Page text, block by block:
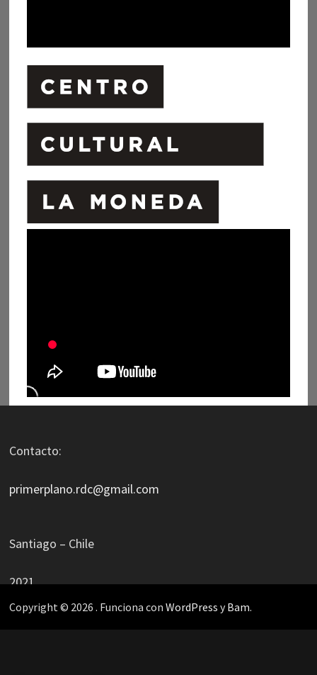
Contacto:
primerplano.rdc@gmail.com
Santiago – Chile
2021
Copyright © 2026 . Funciona con WordPress yBam.